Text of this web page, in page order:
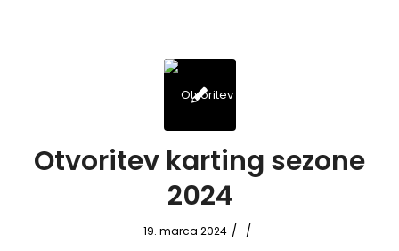
Otvoritev karting sezone
2024
19. marca 2024 / /